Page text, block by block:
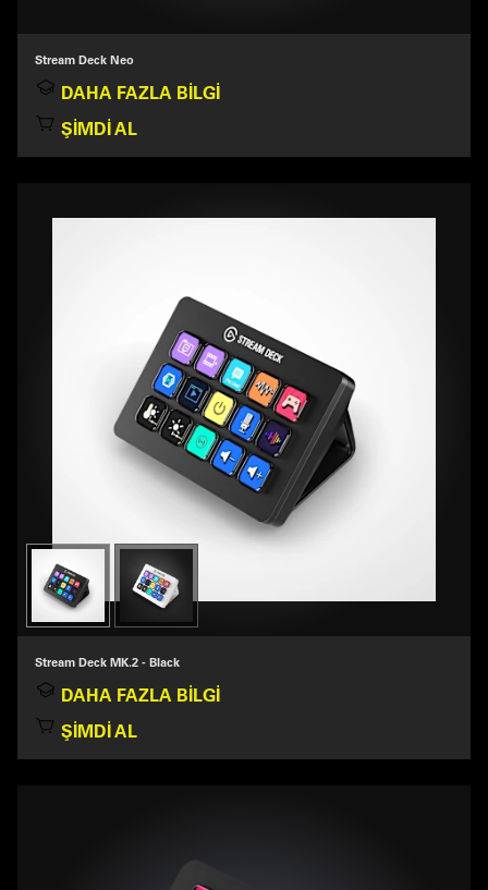
Stream Deck Neo
DAHA FAZLA BILGI
ŞIMDI AL
Stream Deck MK.2 - Black
DAHA FAZLA BILGI
ŞIMDI AL